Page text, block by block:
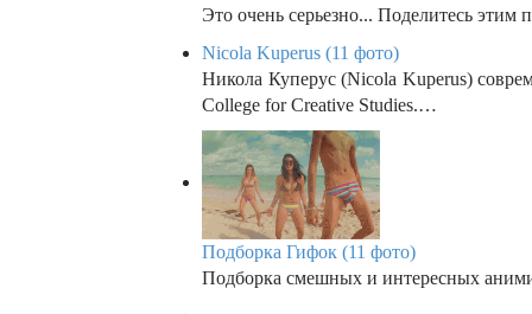
Это очень серьезно... Поделитесь этим
Nicola Kuperus (11 фото)
Никола Куперус (Nicola Kuperus)
College for Creative Studies.…
Подборка Гифок (11 фото)
Подборка смешных и интересных